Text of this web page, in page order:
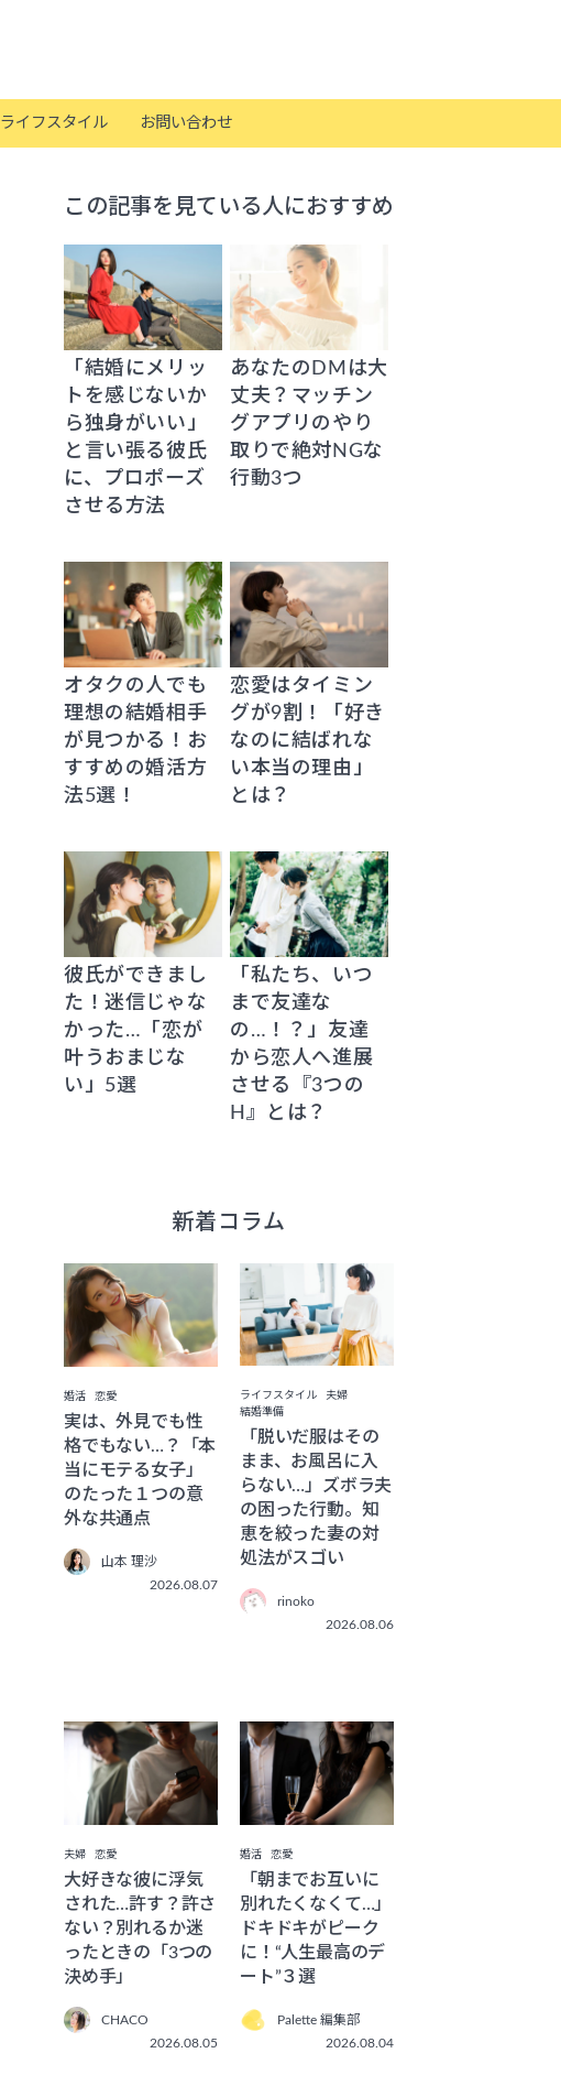
ライフスタイル お問い合わせ
この記事を見ている人におすすめ
「結婚にメリッ
トを感じないか
ら独身がいい」
と言い張る彼氏
に、プロポーズ
させる方法
あなたのDMは大
丈夫？マッチン
グアプリのやり
取りで絶対NGな
行動3つ
オタクの人でも
理想の結婚相手
が見つかる！お
すすめの婚活方
法5選！
恋愛はタイミン
グが9割！「好き
なのに結ばれな
い本当の理由」
とは？
彼氏ができまし
た！迷信じゃな
かった…「恋が
叶うおまじな
い」5選
「私たち、いつ
まで友達な
の…！？」友達
から恋人へ進展
させる『3つの
H』とは？
新着コラム
婚活 恋愛
実は、外見でも性
格でもない…？「本
当にモテる女子」
のたった１つの意
外な共通点
山本 理沙
2026.08.07
ライフスタイル
夫婦
結婚準備
「脱いだ服はその
まま、お風呂に入
らない…」ズボラ夫
の困った行動。知
恵を絞った妻の対
処法がスゴい
rinoko
2026.08.06
夫婦 恋愛
大好きな彼に浮気
された…許す？許さ
ない？別れるか迷
ったときの「3つの
決め手」
CHACO
2026.08.05
婚活 恋愛
「朝までお互いに
別れたくなくて…」
ドキドキがピーク
に！“人生最高のデ
ート”３選
Palette 編集部
2026.08.04